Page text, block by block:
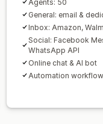
Agents: 50
General: email &
Inbox: Amazon,
Social: Facebook
WhatsApp API
Online chat & AI bot
Automation